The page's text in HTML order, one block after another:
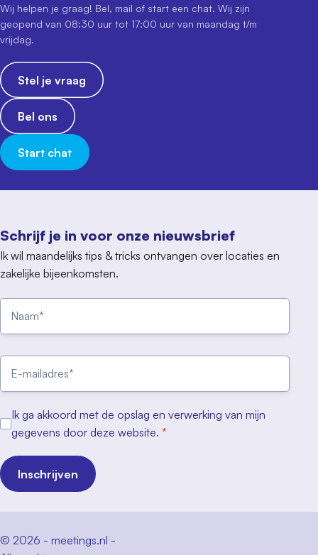
Schrijf je in voor onze nieuwsbrief
Ik wil maandelijks tips & tricks ontvangen over locaties en
zakelijke bijeenkomsten.
Ik ga akkoord met de opslag en verwerking van mijn
gegevens door deze website. *
Inschrijven
Wij helpen je graag! Bel, mail of start een chat. Wij zijn
geopend van 08:30 uur tot 17:00 uur van maandag t/m
vrijdag.
Stel je vraag
Bel ons
Start chat
© 2026 - meetings.nl -